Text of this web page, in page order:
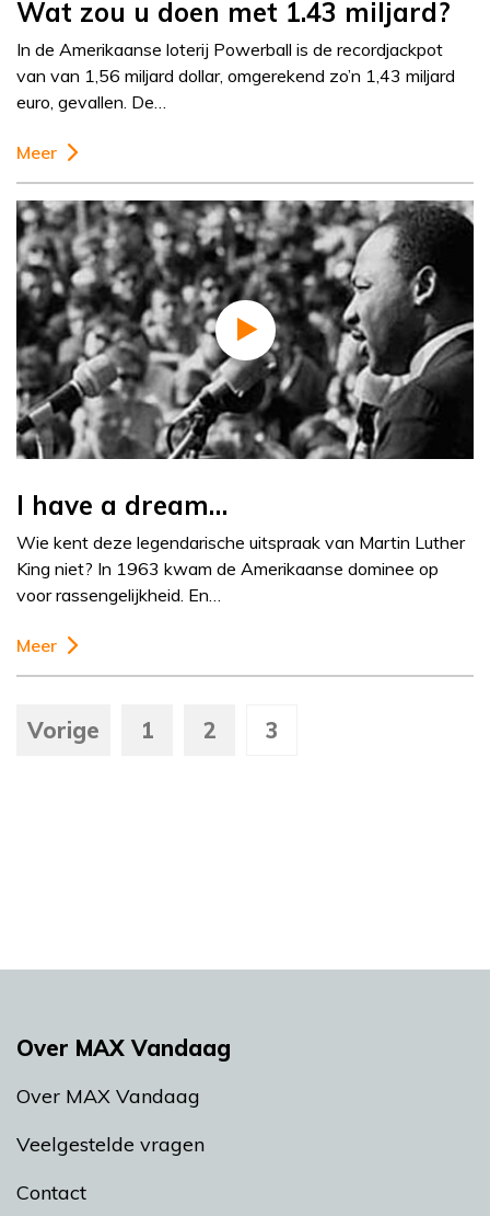
Wat zou u doen met 1.43 miljard?
In de Amerikaanse loterij Powerball is de recordjackpot
van van 1,56 miljard dollar, omgerekend zo’n 1,43 miljard
euro, gevallen. De…
Meer
I have a dream…
Wie kent deze legendarische uitspraak van Martin Luther
King niet? In 1963 kwam de Amerikaanse dominee op
voor rassengelijkheid. En…
Meer
Vorige 1 2 3
Over MAX Vandaag
Over MAX Vandaag
Veelgestelde vragen
Contact